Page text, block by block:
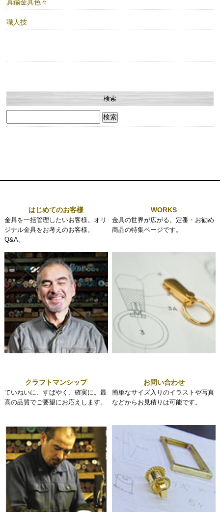
真鍮金具色々
職人技
検索
索:
はじめてのお客様
金具を一括管理したいお客様。オリ
ジナル金具をお考えのお客様。
Q&A。
WORKS
金具の世界が広がる。定番・お勧め
商品の特集ページです。
クラフトマンシップ
ていねいに、すばやく、確実に。最
高の品質でご要望にお応えします。
お問い合わせ
簡単なサイズ入りのイラストや写真
などからお見積りは可能です。